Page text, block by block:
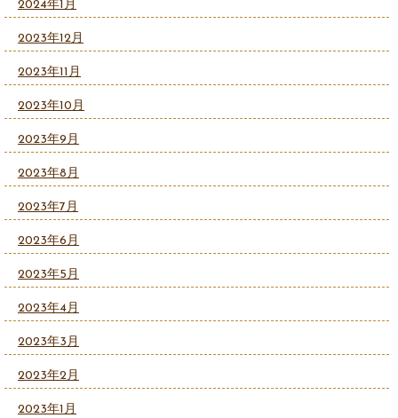
2024年1月
2023年12月
2023年11月
2023年10月
2023年9月
2023年8月
2023年7月
2023年6月
2023年5月
2023年4月
2023年3月
2023年2月
2023年1月